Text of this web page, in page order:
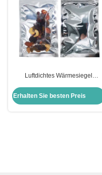
Luftdichtes Wärmesiegel
für die Speicherung von
Lebensmitteln mit
Erhalten Sie besten Preis